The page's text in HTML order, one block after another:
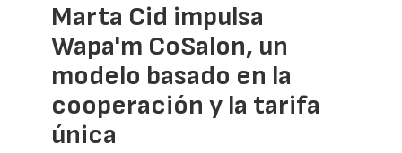
Marta Cid impulsa
Wapa'm CoSalon, un
modelo basado en la
cooperación y la tarifa
única